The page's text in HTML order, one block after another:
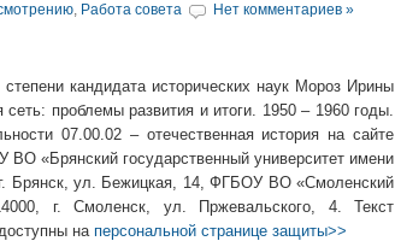
, Работа совета Нет комментариев »
кандидата исторических наук Мороз Ирины
проблемы развития и итоги. 1950 – 1960 годы.
07.00.02 – отечественная история на сайте
«Брянский государственный университет имени
Брянск, ул. Бежицкая, 14, ФГБОУ ВО «Смоленский
г. Смоленск, ул. Пржевальского, 4. Текст
на персональной странице защиты>>